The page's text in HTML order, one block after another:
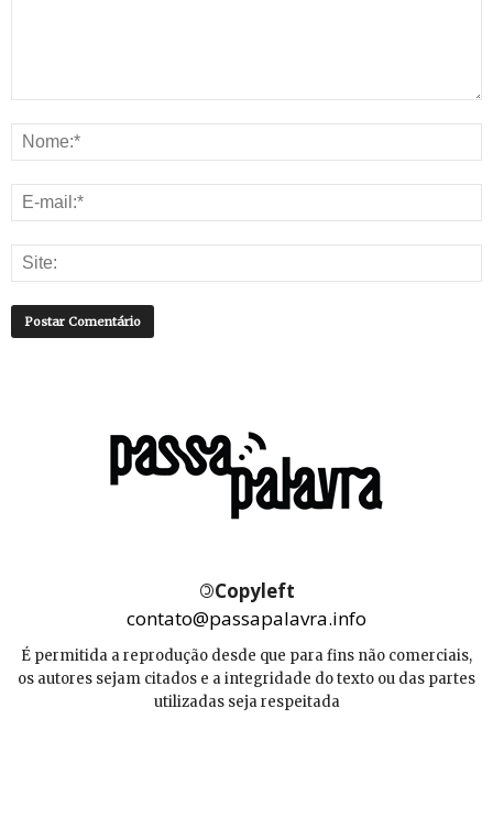
©Copyleft
contato@passapalavra.info
É permitida a reprodução desde que para fins não comerciais,
os autores sejam citados e a integridade do texto ou das partes
utilizadas seja respeitada